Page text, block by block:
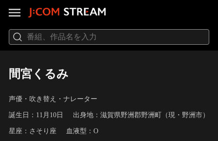
間宮くるみ
声優・吹き替え・ナレーター
誕生日：11月10日 出身地：滋賀県野洲郡野洲町（現・野洲市）
星座：さそり座 血液型：O